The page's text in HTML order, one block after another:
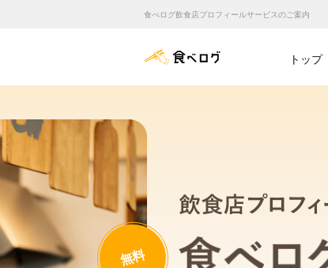
食べログ飲食店プロフィールサービスのご案内
食べログ店舗管理画
トップ
無料